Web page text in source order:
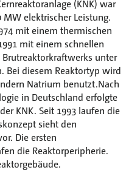
(KNK) war
elektrischer Leistung.
mit einem thermischen
mit einem schnellen
unter
Bei diesem Reaktortyp wird
Natrium benutzt.Nach
in Deutschland erfolgte
KNK. Seit 1993 laufen die
sieht den
Die ersten
die Reaktorperipherie.